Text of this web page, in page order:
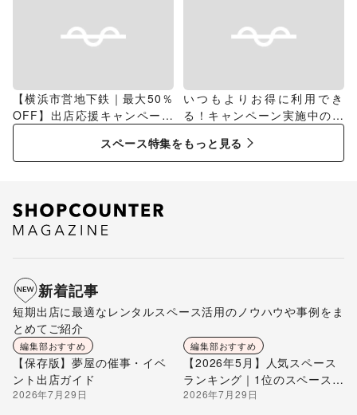
【横浜市営地下鉄｜最大50％
OFF】出店応援キャンペーン
特集
いつもよりお得に利用でき
る！キャンペーン実施中のス
スペース特集をもっと見る
新着記事
短期出店に最適なレンタルスペース活用のノウハウや事例をま
とめてご紹介
編集部おすすめ
【保存版】夢屋の催事・イベ
ント出店ガイド
2026年7月29日
編集部おすすめ
【2026年5月】人気スペース
ランキング｜1位のスペースを
編集部が解説
2026年7月29日